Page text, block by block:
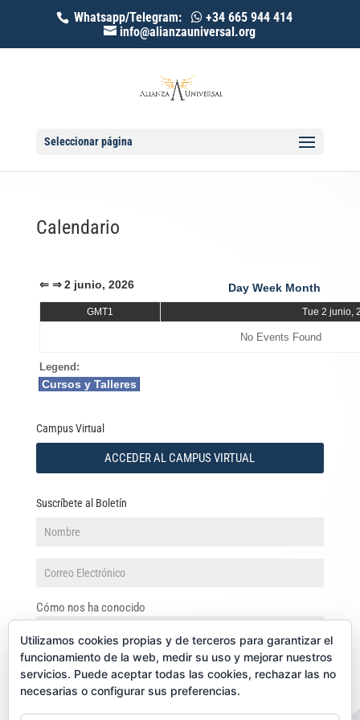
Whatsapp/Telegram:
+34 665 944 414
info@alianzauniversal.org
Seleccionar página
Calendario
⇐ ⇒ 2 junio, 2026 Day Week Month
GMT1 Tue 2 junio,
No Events Found
Legend:
Cursos y Talleres
Campus Virtual
ACCEDER AL CAMPUS VIRTUAL
Suscríbete al Boletín
Cómo nos ha conocido
Utilizamos cookies propias y de terceros para garantizar el
funcionamiento de la web, medir su uso y mejorar nuestros
servicios. Puede aceptar todas las cookies, rechazar las no
necesarias o configurar sus preferencias.